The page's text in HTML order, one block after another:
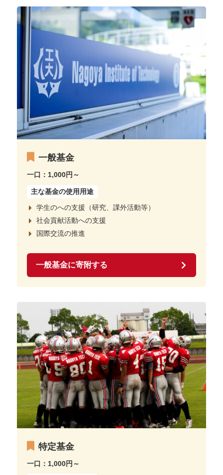
一般基金
一口：1,000円～
主な基金の使用用途
学生のへの支援（研究、課外活動等）
社会貢献活動への支援
国際交流の推進
一般基金に寄附する
特定基金
一口：1,000円～